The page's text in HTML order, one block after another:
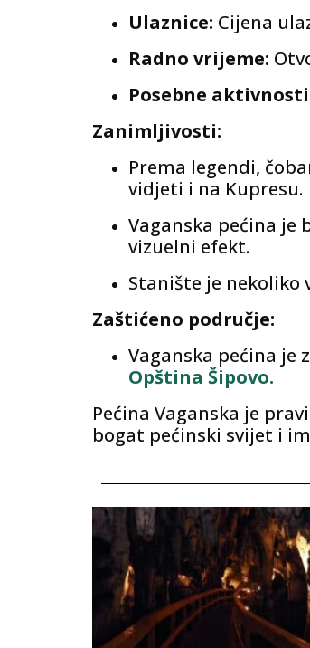
Ulaznice: Cijena
Radno vrijeme:
Posebne
Zanimljivosti:
Prema legendi,
vidjeti i na Kupresu.
Vaganska pećina je
vizuelni efekt.
Stanište je
Zaštićeno područje:
Vaganska pećina je
Opština Šipovo.
Pećina Vaganska je
bogat pećinski svijet i